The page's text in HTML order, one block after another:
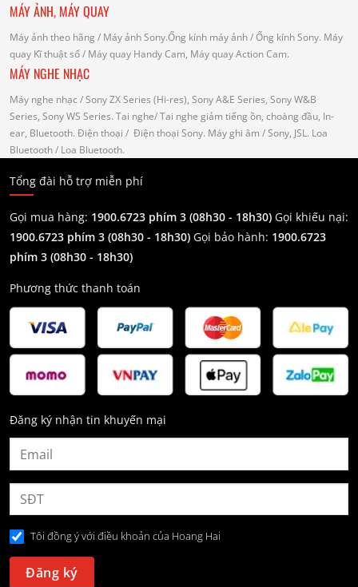
MÁY ẢNH, MÁY QUAY
Máy ảnh theo hãng / Máy ảnh Sony.Ống kính máy ảnh / Ống kính Sony. Máy
quay Kĩ thuật số/ Máy quay Handy Cam, Máy quay Action Cam.
MÁY NGHE NHẠC
Máy nghe nhạc / Sony ZX Series (Hi-res), Sony A&E Series, Sony W&B
Series, Sony WS Series. Tai nghe/ Tai nghe giảm tiếng ồn, choàng đầu, In-
ear, Bluetooth. Điện thoại / Điện thoại Sony. Máy ghi âm / Sony, JSL. Loa
Bluetooth/ Loa Bluetooth.
Tổng đài hỗ trợ miễn phí
Gọi mua hàng: 1900.6723 phím 3 (08h30 - 18h30) Gọi khiếu nại:
1900.6723 phím 3 (08h30 - 18h30) Gọi bảo hành: 1900.6723
phím 3 (08h30 - 18h30)
Phương thức thanh toán
Đăng ký nhận tin khuyến mại
Tôi đồng ý với điều khoản của Hoang Hai